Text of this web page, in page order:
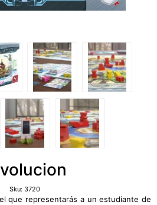
Sku: 3720
que representarás a un estudiante de